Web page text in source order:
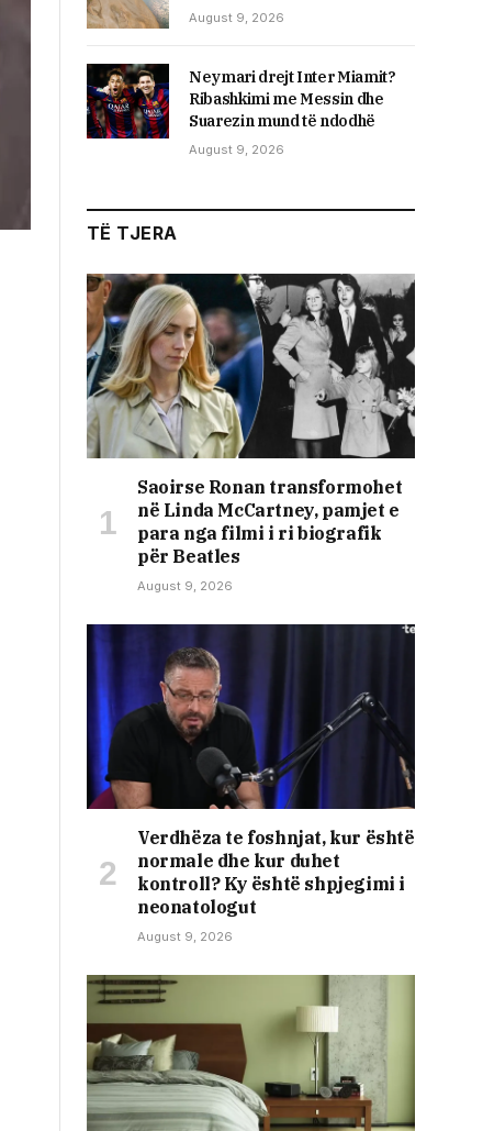
August 9, 2026
Neymari drejt Inter Miamit?
Ribashkimi me Messin dhe
Suarezin mund të ndodhë
August 9, 2026
TË TJERA
Saoirse Ronan transformohet
në Linda McCartney, pamjet e
para nga filmi i ri biografik
për Beatles
August 9, 2026
Verdhëza te foshnjat, kur është
normale dhe kur duhet
kontroll? Ky është shpjegimi i
neonatologut
August 9, 2026